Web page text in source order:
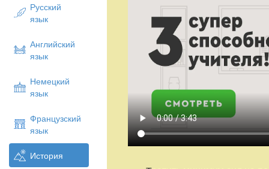
Русский
язык
Английский
язык
Немецкий
язык
Французский
язык
История